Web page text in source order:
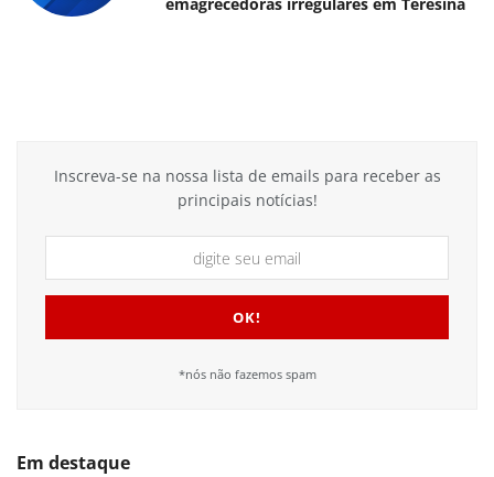
emagrecedoras irregulares em Teresina
Inscreva-se na nossa lista de emails para receber as
principais notícias!
*nós não fazemos spam
Em destaque